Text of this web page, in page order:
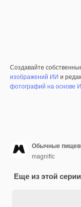
Создавайте
изображений ИИ и
фотографий на основе
Обычные
magnific
Еще из этой серии